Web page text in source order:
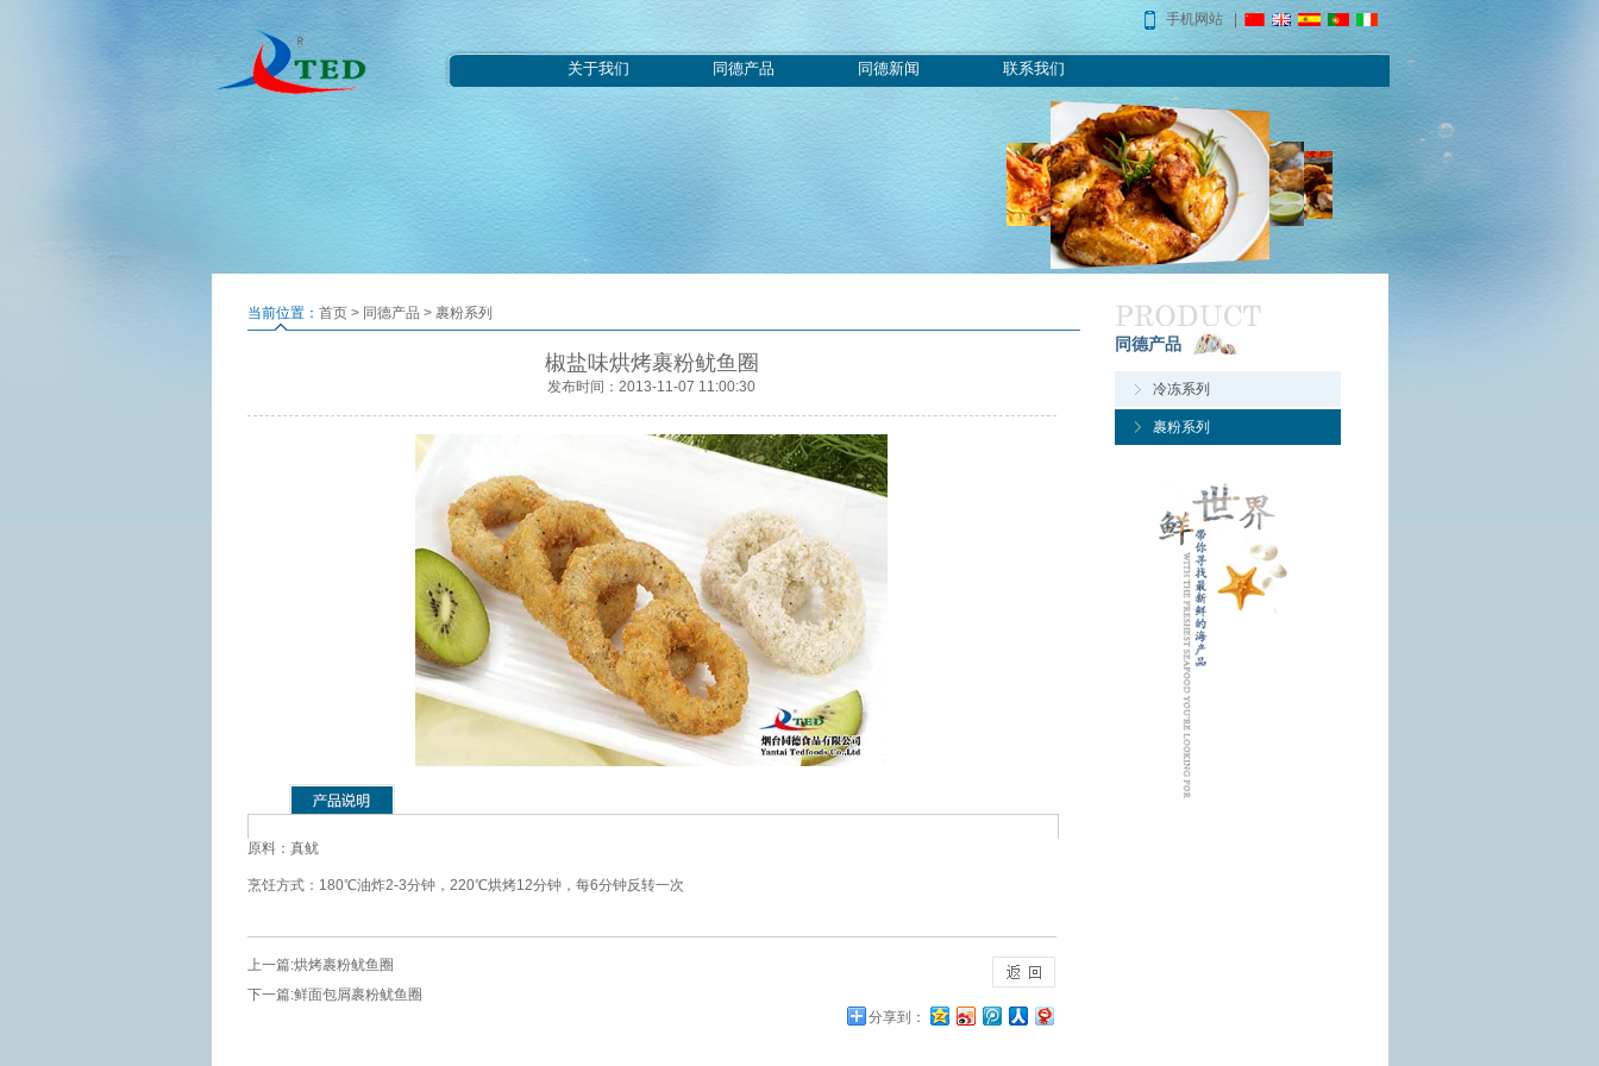
手机网站 |
关于我们 同德产品 同德新闻 联系我们
当前位置： 首页> 同德产品 > 裹粉系列
椒盐味烘烤裹粉鱿鱼圈
发布时间：2013-11-07 11:00:30
原料：真鱿
烹饪方式：180℃油炸2-3分钟，220℃烘烤12分钟，每6分钟反转一次
上一篇:烘烤裹粉鱿鱼圈
下一篇:鲜面包屑裹粉鱿鱼圈
分享到：
同德产品
冷冻系列
裹粉系列